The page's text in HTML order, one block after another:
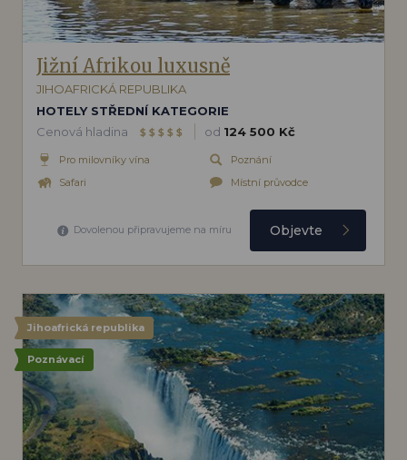
Jižní Afrikou luxusně
JIHOAFRICKÁ REPUBLIKA
HOTELY STŘEDNÍ KATEGORIE
Cenová hladina
$ $ $ $ $ od 124 500 Kč
Pro milovníky vína
Safari
Poznání
Místní průvodce
Dovolenou připravujeme na míru Objevte
Jihoafrická republika
Poznávací